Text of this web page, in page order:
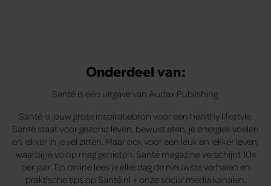
Onderdeel van:
Santé is een uitgave van Audax Publishing.
Santé is jouw grote inspiratiebron voor een healthy lifestyle.
Santé staat voor gezond leven, bewust eten, je energiek voelen
en lekker in je vel zitten. Maar ook voor een leuk en lekker leven,
waarbij je volop mag genieten. Santé magazine verschijnt 10x
per jaar. En online lees je elke dag de nieuwste verhalen en
praktische tips op Santé.nl + onze social media kanalen.